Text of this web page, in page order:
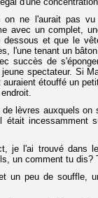
on ne l'aurait pas
avec un complet,
et que le
l'une tenant un
succès de
spectateur. Si
étouffé un
lèvres auxquels on
était incessamment
je l'ai trouvé dans
un comment tu dis?
un peu de souffle,